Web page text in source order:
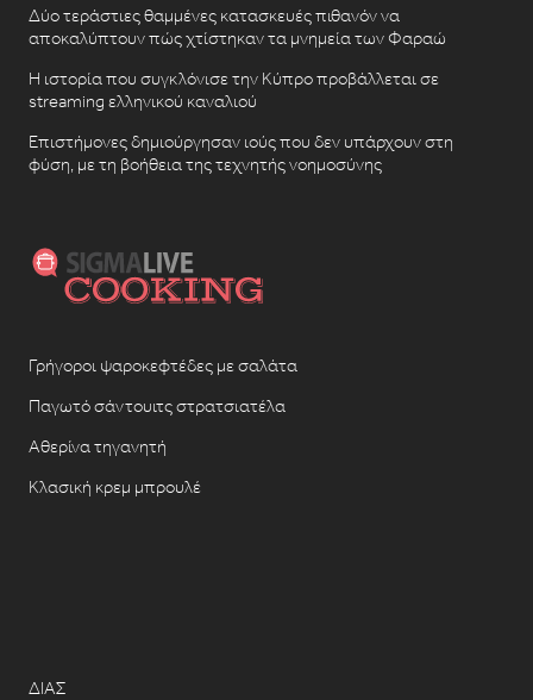
Δύο τεράστιες θαμμένες κατασκευές πιθανόν να
αποκαλύπτουν πώς χτίστηκαν τα μνημεία των Φαραώ
Η ιστορία που συγκλόνισε την Κύπρο προβάλλεται σε
streaming ελληνικού καναλιού
Επιστήμονες δημιούργησαν ιούς που δεν υπάρχουν στη
φύση, με τη βοήθεια της τεχνητής νοημοσύνης
Γρήγοροι ψαροκεφτέδες με σαλάτα
Παγωτό σάντουιτς στρατσιατέλα
Αθερίνα τηγανητή
Κλασική κρεμ μπρουλέ
ΔΙΑΣ